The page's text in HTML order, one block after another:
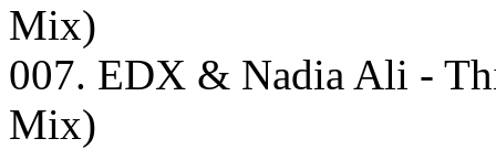
Mix)
007. EDX & Nadia Ali -
Mix)